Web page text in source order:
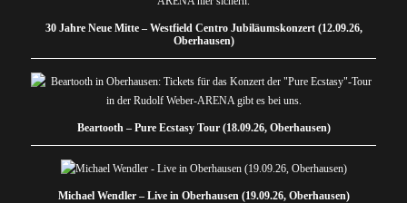
30 Jahre Neue Mitte – Westfield Centro Jubiläumskonzert (12.09.26,
Oberhausen)
Beartooth – Pure Ecstasy Tour (18.09.26, Oberhausen)
Michael Wendler – Live in Oberhausen (19.09.26, Oberhausen)